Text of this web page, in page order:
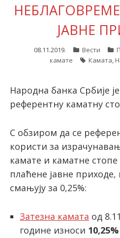
Пријава
latinica
ЈАВНЕ
08.11.2019. Вести
камате
Камата,
Народна банка Србије
референтну каматну
С обзиром да се
користи за
камате и каматне
плаћене јавне приходе,
смањују за 0,25%:
Затезна камата од
године износи 10,25%